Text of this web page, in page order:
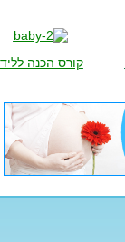
קורס הכנה